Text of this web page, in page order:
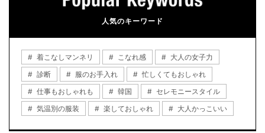
人気のキーワード
着こなしマンネリ こなれ感
大人の女子力
診断
服のお手入れ
忙しくてもおしゃれ
仕事もおしゃれも
韓国
セレモニースタイル
気温別の服装
楽しておしゃれ 大人かっこいい